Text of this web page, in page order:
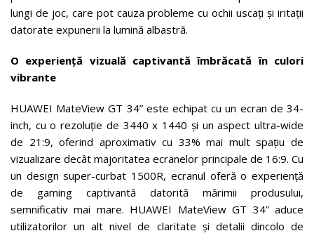
lungi de joc, care pot cauza probleme cu ochii uscați și iritații
datorate expunerii la lumină albastră.
O experiență vizuală captivantă îmbrăcată în culori
vibrante
HUAWEI MateView GT 34” este echipat cu un ecran de 34-
inch, cu o rezoluție de 3440 x 1440 și un aspect ultra-wide
de 21:9, oferind aproximativ cu 33% mai mult spațiu de
vizualizare decât majoritatea ecranelor principale de 16:9. Cu
un design super-curbat 1500R, ecranul oferă o experiență
de gaming captivantă datorită mărimii produsului,
semnificativ mai mare. HUAWEI MateView GT 34” aduce
utilizatorilor un alt nivel de claritate și detalii dincolo de